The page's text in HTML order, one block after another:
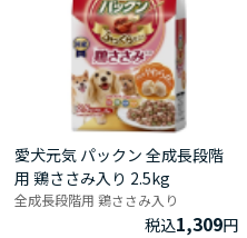
愛犬元気 パックン 全成長段階
用 鶏ささみ入り 2.5kg
全成長段階用 鶏ささみ入り
税込1,309円